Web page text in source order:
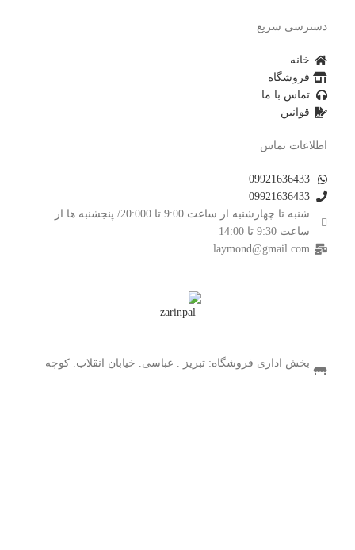
دسترسی سریع
خانه
فروشگاه
تماس با ما
قوانین
اطلاعات تماس
09921636433
09921636433
شنبه تا چهارشنبه از ساعت 9:00 تا 20:000/ پنجشنبه ها از
ساعت 9:30 تا 14:00
laymond@gmail.com
بخش اداری فروشگاه: تبریز . عباسی. خیابان انقلاب. کوچه